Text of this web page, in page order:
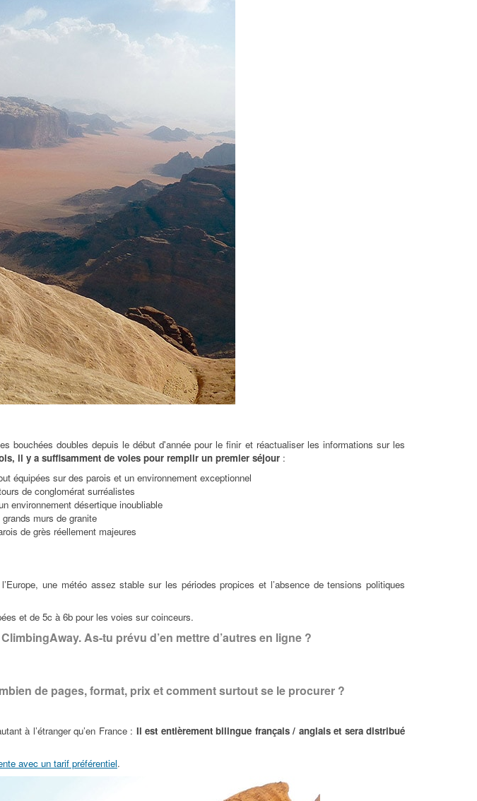
doubles depuis le début d'année pour le finir et réactualiser les informations sur les
il y a suffisamment de voies pour remplir un premier séjour :
équipées sur des parois et un environnement exceptionnel
de conglomérat surréalistes
environnement désertique inoubliable
murs de granite
de grès réellement majeures
une météo assez stable sur les périodes propices et l’absence de tensions politiques
et de 5c à 6b pour les voies sur coinceurs.
As-tu prévu d’en mettre d’autres en ligne ?
de pages, format, prix et comment surtout se le procurer ?
à l’étranger qu’en France : Il est entièrement bilingue français / anglais et sera distribué
avec un tarif préférentiel.